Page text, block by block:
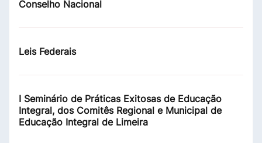
Conselho Nacional
Leis Federais
I Seminário de Práticas Exitosas de Educação
Integral, dos Comitês Regional e Municipal de
Educação Integral de Limeira